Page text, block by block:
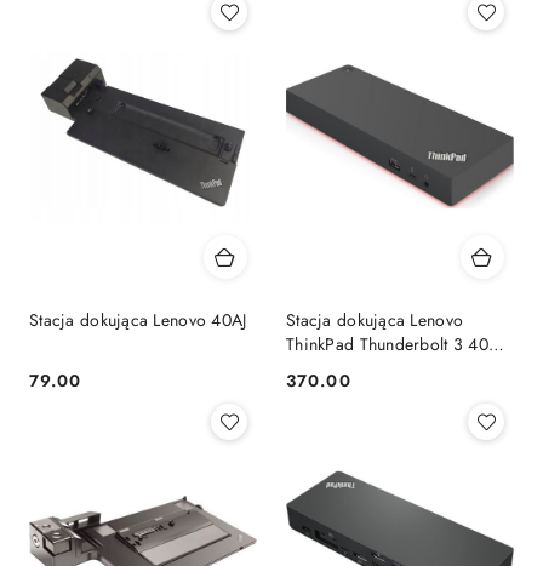
Stacja dokująca Lenovo 40AJ
Cena:
79.00
Stacja dokująca Lenovo
ThinkPad Thunderbolt 3 40AN
Cena:
370.00